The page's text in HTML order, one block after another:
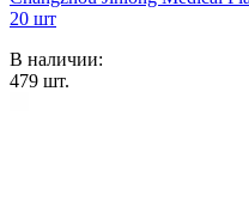
20 шт
В наличии:
479 шт.